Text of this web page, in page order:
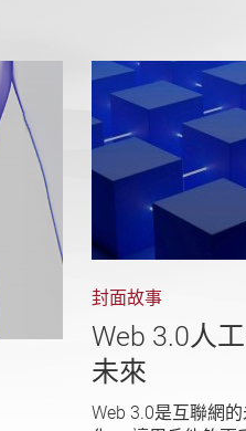
封面故事
Web 3.0人
未來
Web 3.0是互聯網